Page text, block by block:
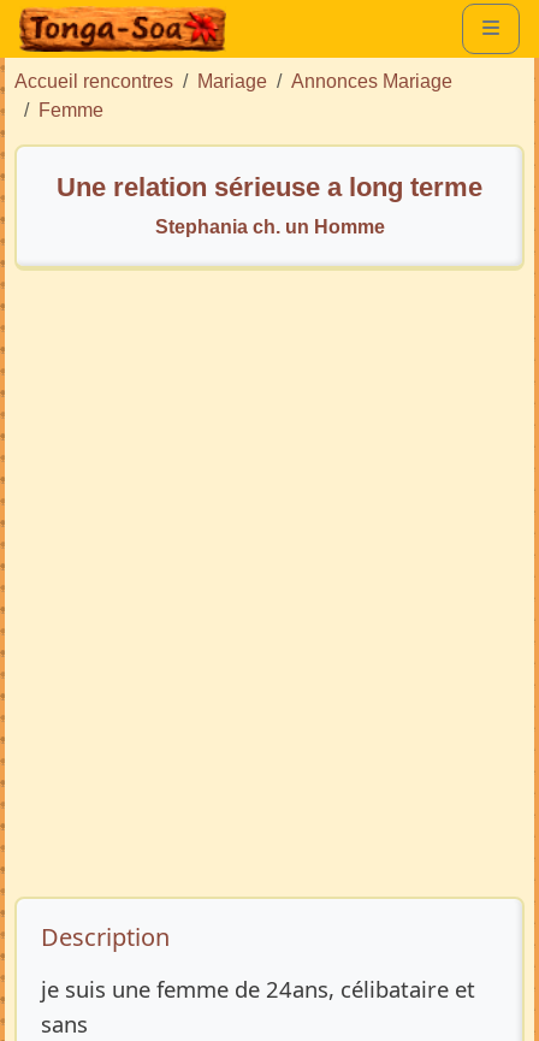
Accueil rencontres Mariage
Annonces Mariage
Femme
Une relation sérieuse a long terme
Stephania ch. un Homme
Description de l’annonce
Description
je suis une femme de 24ans, célibataire et
sans